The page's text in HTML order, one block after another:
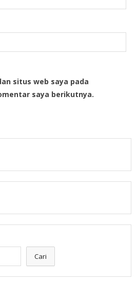
situs web saya pada
saya berikutnya.
Cari